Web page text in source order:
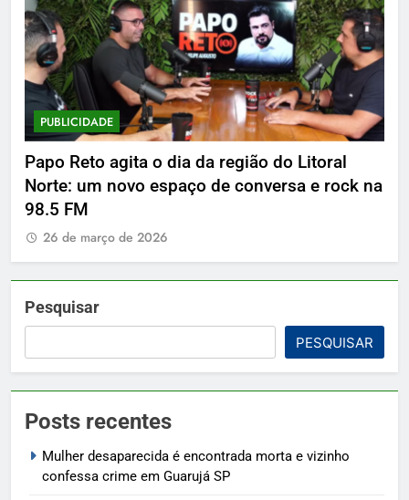
PUBLICIDADE
Papo Reto agita o dia da região do Litoral
Norte: um novo espaço de conversa e rock na
98.5 FM
26 de março de 2026
Pesquisar
PESQUISAR
Posts recentes
Mulher desaparecida é encontrada morta e vizinho
confessa crime em Guarujá SP